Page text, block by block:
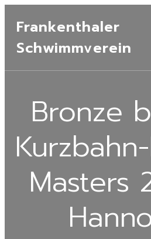
Frankenthaler
Schwimmverein
Bronze
Masters